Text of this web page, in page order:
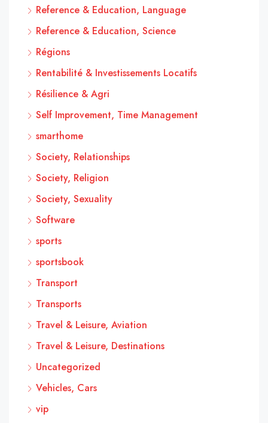
Reference & Education, Language
Reference & Education, Science
Régions
Rentabilité & Investissements Locatifs
Résilience & Agri
Self Improvement, Time Management
smarthome
Society, Relationships
Society, Religion
Society, Sexuality
Software
sports
sportsbook
Transport
Transports
Travel & Leisure, Aviation
Travel & Leisure, Destinations
Uncategorized
Vehicles, Cars
vip